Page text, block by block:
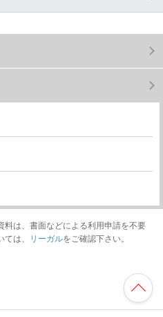
料は、書面などによる利用申請を不要
は、
リーガルをご確認下さい。